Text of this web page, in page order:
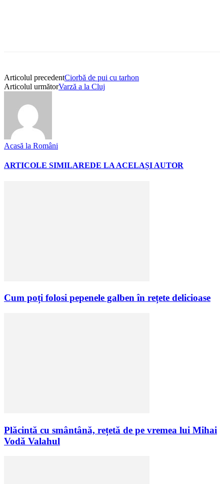
Articolul precedentCiorbă de pui cu tarhon
Articolul următorVarză a la Cluj
Acasă la Români
ARTICOLE SIMILAREDE LA ACELAȘI AUTOR
Cum poți folosi pepenele galben în rețete delicioase
Plăcintă cu smântână, rețetă de pe vremea lui Mihai
Vodă Valahul